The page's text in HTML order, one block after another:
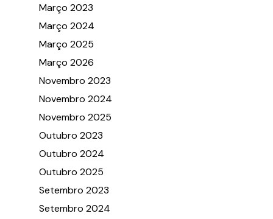
Março 2023
Março 2024
Março 2025
Março 2026
Novembro 2023
Novembro 2024
Novembro 2025
Outubro 2023
Outubro 2024
Outubro 2025
Setembro 2023
Setembro 2024